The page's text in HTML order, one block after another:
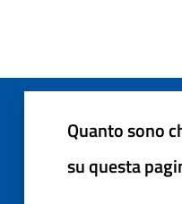
Quanto sono
su questa